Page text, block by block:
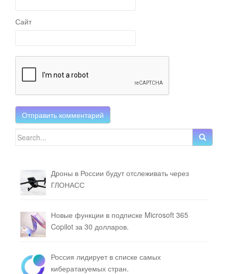
Сайт
Search for:
Дроны в России будут отслеживать через
ГЛОНАСС
Новые функции в подписке Microsoft 365
Copilot за 30 долларов.
Россия лидирует в списке самых
кибератакуемых стран.